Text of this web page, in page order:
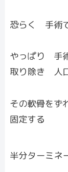
恐らく 手術
やっぱり 手
取り除き 人
その軟骨をず
固定する
半分ターミネ